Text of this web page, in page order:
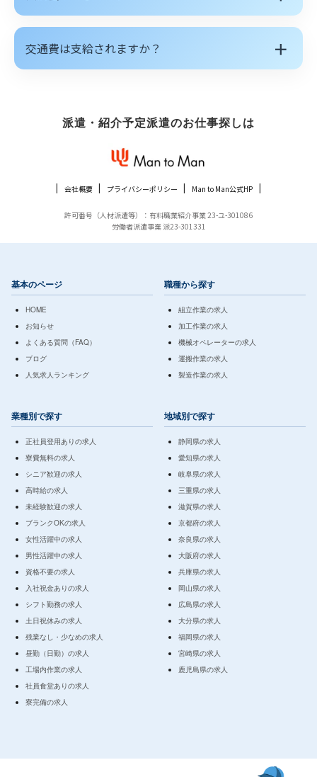
交通費は支給されますか？ ＋
派遣・紹介予定派遣のお仕事探しは
会社概要 プライバシーポリシー Man to Man公式HP
許可番号（人材派遣等）：有料職業紹介事業 23-ユ-301086
労働者派遣事業 派23-301331
基本のページ
HOME
お知らせ
よくある質問（FAQ）
ブログ
人気求人ランキング
職種から探す
組立作業の求人
加工作業の求人
機械オペレーターの求人
運搬作業の求人
製造作業の求人
業種別で探す
正社員登用ありの求人
寮費無料の求人
シニア歓迎の求人
高時給の求人
未経験歓迎の求人
ブランクOKの求人
女性活躍中の求人
男性活躍中の求人
資格不要の求人
入社祝金ありの求人
シフト勤務の求人
土日祝休みの求人
残業なし・少なめの求人
昼勤（日勤）の求人
工場内作業の求人
社員食堂ありの求人
寮完備の求人
地域別で探す
静岡県の求人
愛知県の求人
岐阜県の求人
三重県の求人
滋賀県の求人
京都府の求人
奈良県の求人
大阪府の求人
兵庫県の求人
岡山県の求人
広島県の求人
大分県の求人
福岡県の求人
宮崎県の求人
鹿児島県の求人